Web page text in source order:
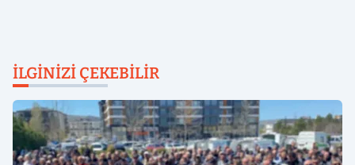
İLGINIZI ÇEKEBILIR